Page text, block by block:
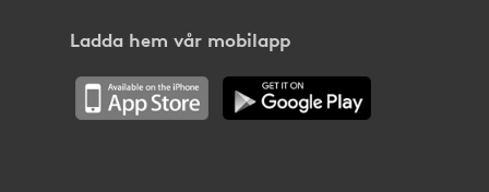
Ladda hem vår mobilapp